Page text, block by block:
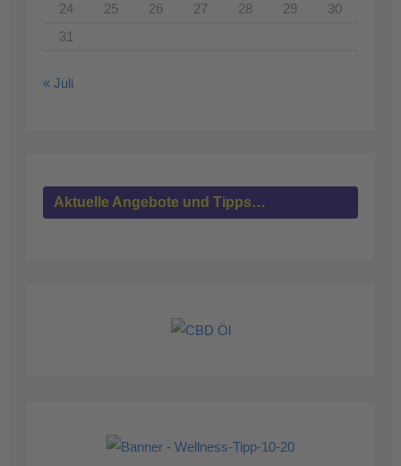
24
25 26 27 28 29
30
31
« Juli
Aktuelle Angebote und Tipps…